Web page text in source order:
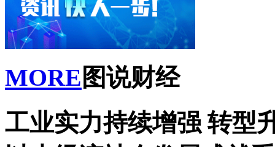
MORE 图说财经
工业实力持续增强 转